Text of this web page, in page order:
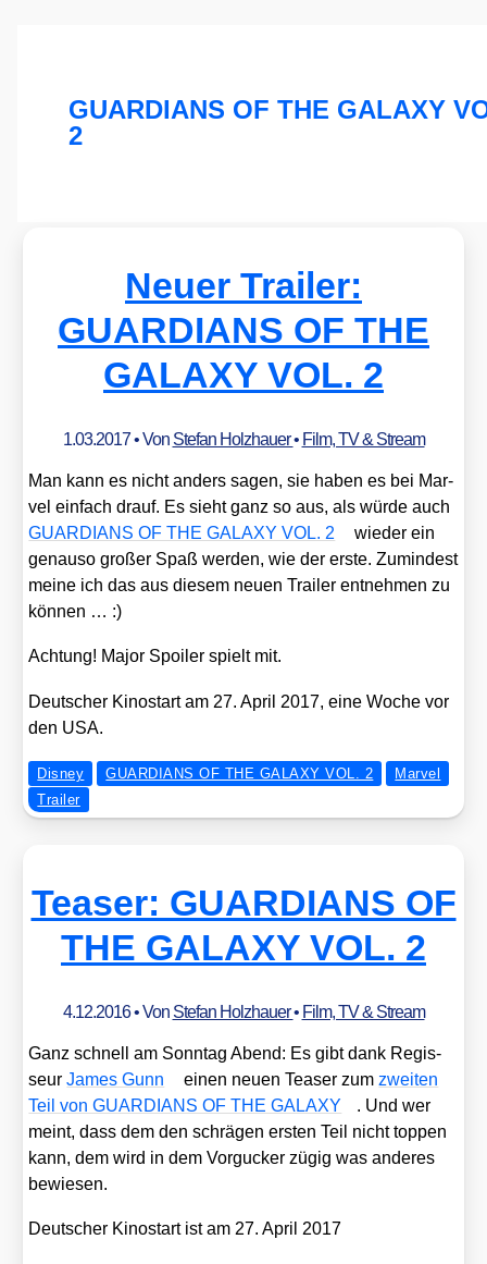
GUARDIANS OF THE GALAXY
2
Neuer Trailer:
GUARDIANS OF THE
GALAXY VOL. 2
1.03.2017• Von Stefan Holzhauer• Film, TV & Stream
Man kann es nicht anders sagen, sie haben es bei Mar­
vel ein­fach drauf. Es sieht ganz so aus, als wür­de auch
GUARDIANS OF THE GALAXY VOL. 2
wie­der ein
genau­so gro­ßer Spaß wer­den, wie der ers­te. Zumin­dest
mei­ne ich das aus die­sem neu­en Trai­ler ent­neh­men zu
kön­nen … :)
Ach­tung! Major Spoi­ler spielt mit.
Deut­scher Kino­start am 27. April 2017, eine Woche vor
den USA.
Disney GUARDIANS OF THE GALAXY VOL. 2
Marvel
Trailer
Teaser: GUARDIANS OF
THE GALAXY VOL. 2
4.12.2016• Von Stefan Holzhauer• Film, TV & Stream
Ganz schnell am Sonn­tag Abend: Es gibt dank Regis­
seurJames Gunn einen neu­en Teaser zumzwei­ten
Teil von GUARDIANS OF THE GALAXY
. Und wer
meint, dass dem den schrä­gen ers­ten Teil nicht top­pen
kann, dem wird in dem Vor­gu­cker zügig was ande­res
bewie­sen.
Deut­scher Kino­start ist am 27. April 2017